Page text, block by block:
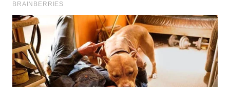
CO ID
WAHANANEWS
NET
WAHANA
SPORT